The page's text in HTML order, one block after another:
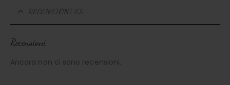
RECENSIONI (0)
Recensioni
Ancora non ci sono recensioni.